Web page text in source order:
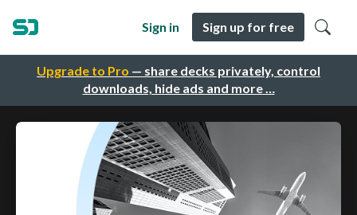
Upgrade to Pro — share decks privately, control
downloads, hide ads and more …
Sign in Sign up for free